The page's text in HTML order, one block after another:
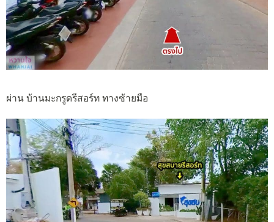
ผ่าน บ้านมะกรูดรีสอร์ท ทางซ้ายมือ